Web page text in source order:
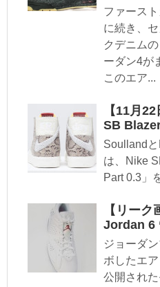
ファース
に続き、
クデニム
ーダン4が
このエア...
【11月
SB
Soulland
は、Nike
Part 0.3」
【リー
Jordan 6
ジョーダ
ボしたエ
公開され